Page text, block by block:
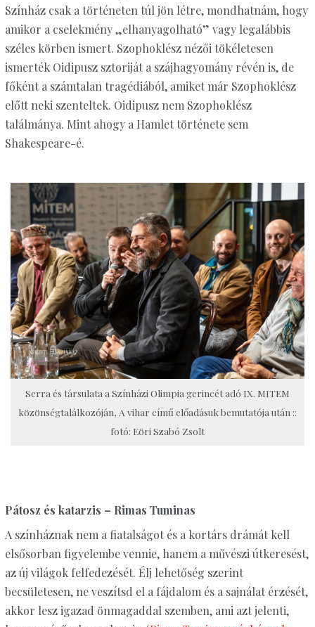
Színház csak a történeten túl jön létre, mondhatnám, hogy
amikor a cselekmény „elhanyagolható” vagy legalábbis
széles körben ismert. Szophoklész nézői tökéletesen
ismerték Oidipusz sztoriját a szájhagyomány révén is, de
főként a számtalan tragédiából, amiket már Szophoklész
előtt neki szenteltek. Oidipusz nem Szophoklész
találmánya. Mint ahogy a Hamlet története sem
Shakespeare-é.
Serra és társulata a Színházi Olimpia gerincét adó IX. MITEM
közönségtalálkozóján, A vihar című előadásuk bemutatója után ::
fotó: Eöri Szabó Zsolt
Pátosz és katarzis – Rimas Tuminas
A színháznak nem a fiatalságot és a kortárs drámát kell
elsősorban figyelembe vennie, hanem a művészi útkeresést,
az új világok felfedezését. Élj lehetőség szerint
becsületesen, ne veszítsd el a fájdalom és a sajnálat érzését,
akkor lesz igazad önmagaddal szemben, ami azt jelenti,